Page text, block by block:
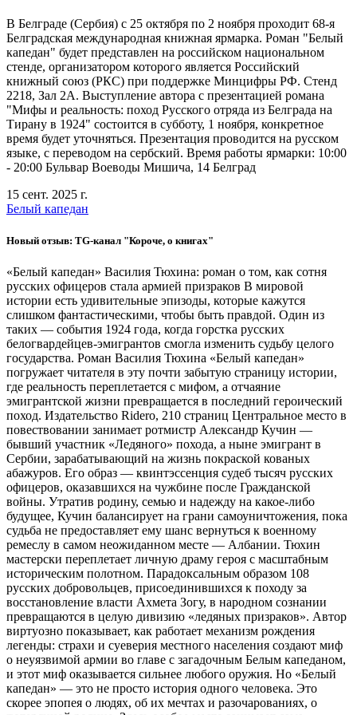
В Белграде (Сербия) с 25 октября по 2 ноября проходит 68-я
Белградская международная книжная ярмарка. Роман "Белый
капедан" будет представлен на российском национальном
стенде, организатором которого является Российский
книжный союз (РКС) при поддержке Минцифры РФ. Стенд
2218, Зал 2А. Выступление автора с презентацией романа
"Мифы и реальность: поход Русского отряда из Белграда на
Тирану в 1924" состоится в субботу, 1 ноября, конкретное
время будет уточняться. Презентация проводится на русском
языке, с переводом на сербский. Время работы ярмарки: 10:00
- 20:00 Бульвар Воеводы Мишича, 14 Белград
15 сент. 2025 г.
Белый капедан
Новый отзыв: TG-канал "Короче, о книгах"
«Белый капедан» Василия Тюхина: роман о том, как сотня
русских офицеров стала армией призраков В мировой
истории есть удивительные эпизоды, которые кажутся
слишком фантастическими, чтобы быть правдой. Один из
таких — события 1924 года, когда горстка русских
белогвардейцев-эмигрантов смогла изменить судьбу целого
государства. Роман Василия Тюхина «Белый капедан»
погружает читателя в эту почти забытую страницу истории,
где реальность переплетается с мифом, а отчаяние
эмигрантской жизни превращается в последний героический
поход. Издательство Ridero, 210 страниц Центральное место в
повествовании занимает ротмистр Александр Кучин —
бывший участник «Ледяного» похода, а ныне эмигрант в
Сербии, зарабатывающий на жизнь покраской кованых
абажуров. Его образ — квинтэссенция судеб тысяч русских
офицеров, оказавшихся на чужбине после Гражданской
войны. Утратив родину, семью и надежду на какое-либо
будущее, Кучин балансирует на грани самоуничтожения, пока
судьба не предоставляет ему шанс вернуться к военному
ремеслу в самом неожиданном месте — Албании. Тюхин
мастерски переплетает личную драму героя с масштабным
историческим полотном. Парадоксальным образом 108
русских добровольцев, присоединившихся к походу за
восстановление власти Ахмета Зогу, в народном сознании
превращаются в целую дивизию «ледяных призраков». Автор
виртуозно показывает, как работает механизм рождения
легенды: страхи и суеверия местного населения создают миф
о неуязвимой армии во главе с загадочным Белым капеданом,
и этот миф оказывается сильнее любого оружия. Но «Белый
капедан» — это не просто история одного человека. Это
скорее эпопея о людях, об их мечтах и разочарованиях, о